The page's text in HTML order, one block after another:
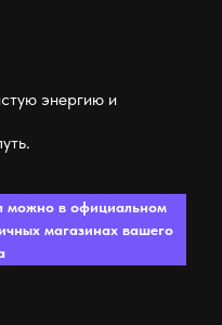
энергию и
можно в официальном
магазинах вашего